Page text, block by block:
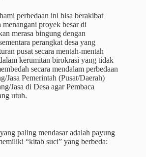
perbedaan ini bisa berakibat
proyek besar di
merasa bingung dengan
perangkat desa yang
pusat secara mentah-mentah
kerumitan birokrasi yang tidak
secara mendalam perbedaan
Jasa Pemerintah (Pusat/Daerah)
Jasa di Desa agar Pembaca
utuh.
paling mendasar adalah payung
“kitab suci” yang berbeda: